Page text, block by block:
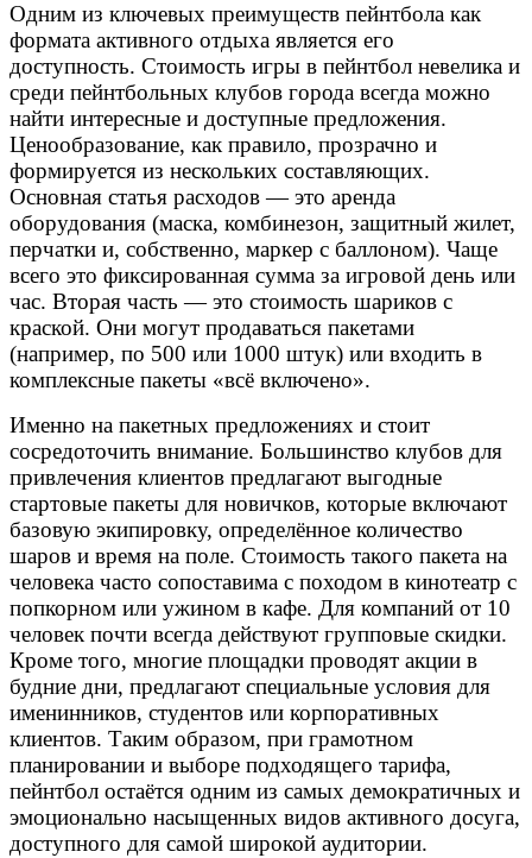
Одним из ключевых преимуществ пейнтбола как
формата активного отдыха является его
доступность. Стоимость игры в пейнтбол невелика и
среди пейнтбольных клубов города всегда можно
найти интересные и доступные предложения.
Ценообразование, как правило, прозрачно и
формируется из нескольких составляющих.
Основная статья расходов — это аренда
оборудования (маска, комбинезон, защитный жилет,
перчатки и, собственно, маркер с баллоном). Чаще
всего это фиксированная сумма за игровой день или
час. Вторая часть — это стоимость шариков с
краской. Они могут продаваться пакетами
(например, по 500 или 1000 штук) или входить в
комплексные пакеты «всё включено».
Именно на пакетных предложениях и стоит
сосредоточить внимание. Большинство клубов для
привлечения клиентов предлагают выгодные
стартовые пакеты для новичков, которые включают
базовую экипировку, определённое количество
шаров и время на поле. Стоимость такого пакета на
человека часто сопоставима с походом в кинотеатр с
попкорном или ужином в кафе. Для компаний от 10
человек почти всегда действуют групповые скидки.
Кроме того, многие площадки проводят акции в
будние дни, предлагают специальные условия для
именинников, студентов или корпоративных
клиентов. Таким образом, при грамотном
планировании и выборе подходящего тарифа,
пейнтбол остаётся одним из самых демократичных и
эмоционально насыщенных видов активного досуга,
доступного для самой широкой аудитории.